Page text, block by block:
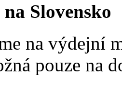
Slovensko
na výdejní
pouze na